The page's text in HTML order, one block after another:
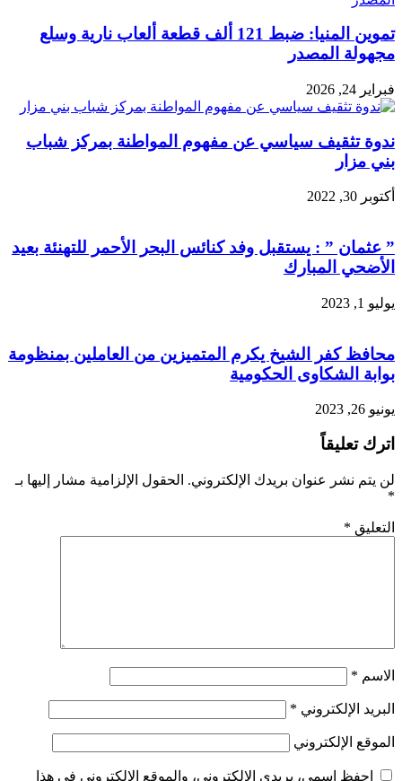
تموين المنيا: ضبط 121 ألف قطعة ألعاب نارية وسلع
مجهولة المصدر
فبراير 24, 2026
ندوة تثقيف سياسي عن مفهوم المواطنة بمركز شباب
بني مزار
أكتوبر 30, 2022
” عثمان ” : يستقبل وفد كنائس البحر الأحمر للتهنئة بعيد
الأضحي المبارك
يوليو 1, 2023
محافظ كفر الشيخ يكرم المتميزين من العاملين بمنظومة
بوابة الشكاوى الحكومية
يونيو 26, 2023
اترك تعليقاً
لن يتم نشر عنوان بريدك الإلكتروني. الحقول الإلزامية مشار إليها بـ
*
التعليق *
الاسم *
البريد الإلكتروني *
الموقع الإلكتروني
احفظ اسمي، بريدي الإلكتروني، والموقع الإلكتروني في هذا